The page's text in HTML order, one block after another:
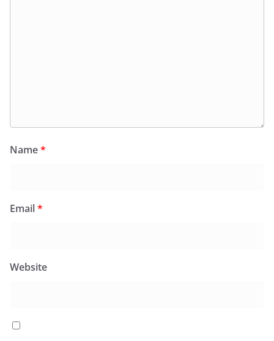
Name*
Email*
Website